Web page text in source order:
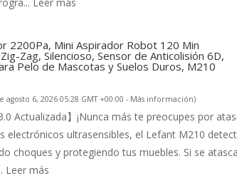
2200Pa, Mini Aspirador Robot 120 Min
Zag, Silencioso, Sensor de Anticolisión 6D,
Pelo de Mascotas y Suelos Duros, M210
agosto 6, 2026 05:28 GMT +00:00 - Más información)
Actualizada】¡Nunca más te preocupes por
electrónicos ultrasensibles, el Lefant M210
choques y protegiendo tus muebles. Si se
Leer más